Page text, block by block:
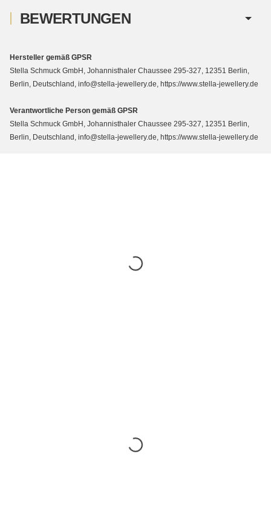
BEWERTUNGEN
Hersteller gemäß GPSR
Stella Schmuck GmbH, Johannisthaler Chaussee 295-327, 12351 Berlin,
Berlin, Deutschland, info@stella-jewellery.de, https://www.stella-jewellery.de
Verantwortliche Person gemäß GPSR
Stella Schmuck GmbH, Johannisthaler Chaussee 295-327, 12351 Berlin,
Berlin, Deutschland, info@stella-jewellery.de, https://www.stella-jewellery.de